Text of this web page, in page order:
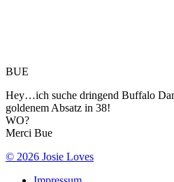
BUE
Hey…ich suche dringend Buffalo
goldenem Absatz in 38!
WO?
Merci Bue
© 2026 Josie Loves